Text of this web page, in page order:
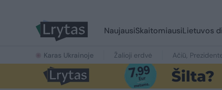
NaujausiSkaitomiausiLietuvos
Karas Ukrainoje Žalioji erdvė Ačiū,